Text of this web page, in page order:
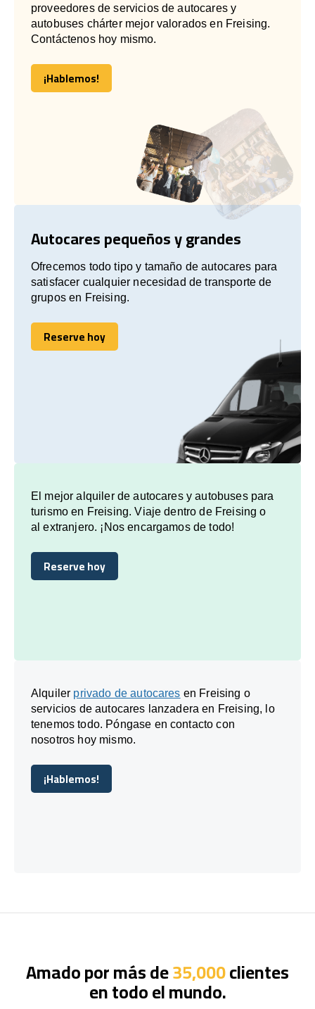
proveedores de servicios de autocares y
autobuses chárter mejor valorados en Freising.
Contáctenos hoy mismo.
¡Hablemos!
¡Hablemos!
Autocares pequeños y grandes
Ofrecemos todo tipo y tamaño de autocares para
satisfacer cualquier necesidad de transporte de
grupos en Freising.
Reserve hoy
Reserve hoy
El mejor alquiler de autocares y autobuses para
turismo en Freising. Viaje dentro de Freising o
al extranjero. ¡Nos encargamos de todo!
Reserve hoy
Reserve hoy
Alquiler privado de autocares en Freising o
servicios de autocares lanzadera en Freising, lo
tenemos todo. Póngase en contacto con
nosotros hoy mismo.
¡Hablemos!
¡Hablemos!
Amado por más de35,000clientes
en todo el mundo.